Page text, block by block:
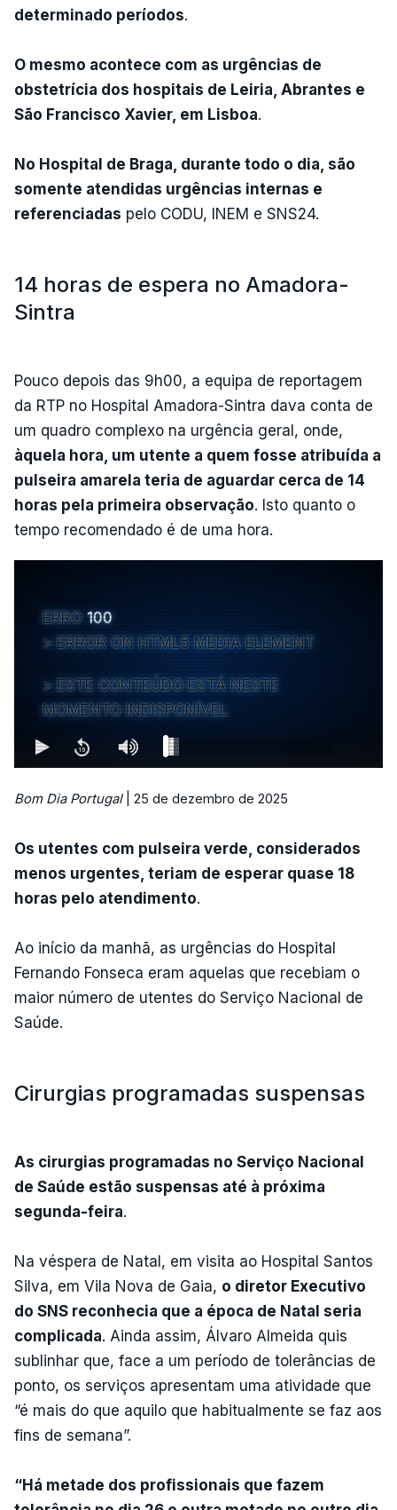
determinado períodos.
O mesmo acontece com as urgências de
obstetrícia dos hospitais de Leiria, Abrantes e
São Francisco Xavier, em Lisboa.
No Hospital de Braga, durante todo o dia, são
somente atendidas urgências internas e
referenciadas pelo CODU, INEM e SNS24.
14 horas de espera no Amadora-
Sintra
Pouco depois das 9h00, a equipa de reportagem
da RTP no Hospital Amadora-Sintra dava conta de
um quadro complexo na urgência geral, onde,
àquela hora, um utente a quem fosse atribuída a
pulseira amarela teria de aguardar cerca de 14
horas pela primeira observação. Isto quanto o
tempo recomendado é de uma hora.
ERRO 100
ERROR ON HTML5 MEDIA ELEMENT
ESTE CONTEÚDO ESTÁ NESTE
MOMENTO INDISPONÍVEL
Bom Dia Portugal| 25 de dezembro de 2025
Os utentes com pulseira verde, considerados
menos urgentes, teriam de esperar quase 18
horas pelo atendimento.
Ao início da manhã, as urgências do Hospital
Fernando Fonseca eram aquelas que recebiam o
maior número de utentes do Serviço Nacional de
Saúde.
Cirurgias programadas suspensas
As cirurgias programadas no Serviço Nacional
de Saúde estão suspensas até à próxima
segunda-feira.
Na véspera de Natal, em visita ao Hospital Santos
Silva, em Vila Nova de Gaia, o diretor Executivo
do SNS reconhecia que a época de Natal seria
complicada. Ainda assim, Álvaro Almeida quis
sublinhar que, face a um período de tolerâncias de
ponto, os serviços apresentam uma atividade que
“é mais do que aquilo que habitualmente se faz aos
fins de semana”.
“Há metade dos profissionais que fazem